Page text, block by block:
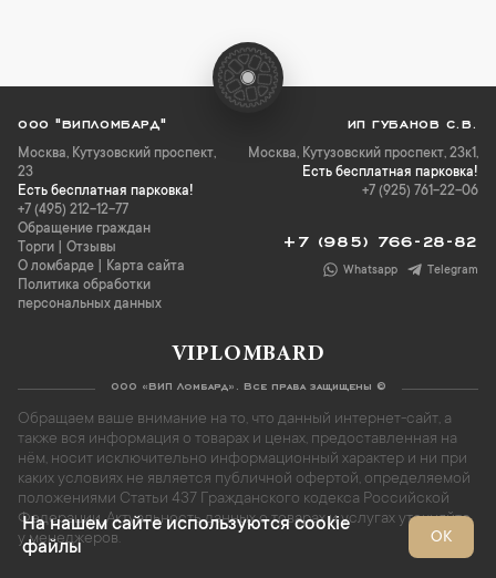
ООО "ВИПЛОМБАРД"
Москва, Кутузовский проспект,
23
Есть бесплатная парковка!
+7 (495) 212-12-77
Обращение граждан
Торги
Отзывы
О ломбарде
Карта сайта
Политика обработки
персональных данных
ИП ГУБАНОВ С.В.
Москва, Кутузовский проспект, 23к1,
Есть бесплатная парковка!
+7 (925) 761-22-06
+7 (985) 766-28-82
Whatsapp Telegram
VIPLOMBARD
ООО «ВИП Ломбард». Все права защищены ©
Обращаем ваше внимание на то, что данный интернет-сайт, а
также вся информация о товарах и ценах, предоставленная на
нём, носит исключительно информационный характер и ни при
каких условиях не является публичной офертой, определяемой
положениями Статьи 437 Гражданского кодекса Российской
Федерации. Актуальность данных о товарах и услугах уточняйте
у менеджеров.
На нашем сайте используются cookie
файлы
ОК